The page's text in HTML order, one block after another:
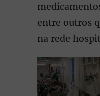
entre outros
na rede